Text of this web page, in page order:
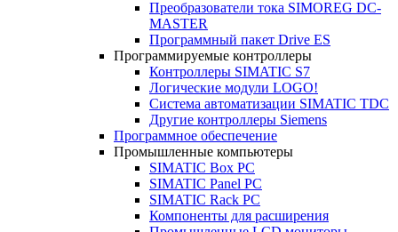
Преобразователи тока SIMOREG DC-
MASTER
Программный пакет Drive ES
Программируемые контроллеры
Контроллеры SIMATIC S7
Логические модули LOGO!
Система автоматизации SIMATIC TDC
Другие контроллеры Siemens
Программное обеспечение
Промышленные компьютеры
SIMATIC Box PC
SIMATIC Panel PС
SIMATIC Rack PC
Компоненты для расширения